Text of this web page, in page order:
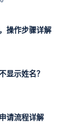
操作步骤详解
显示姓名？
请流程详解